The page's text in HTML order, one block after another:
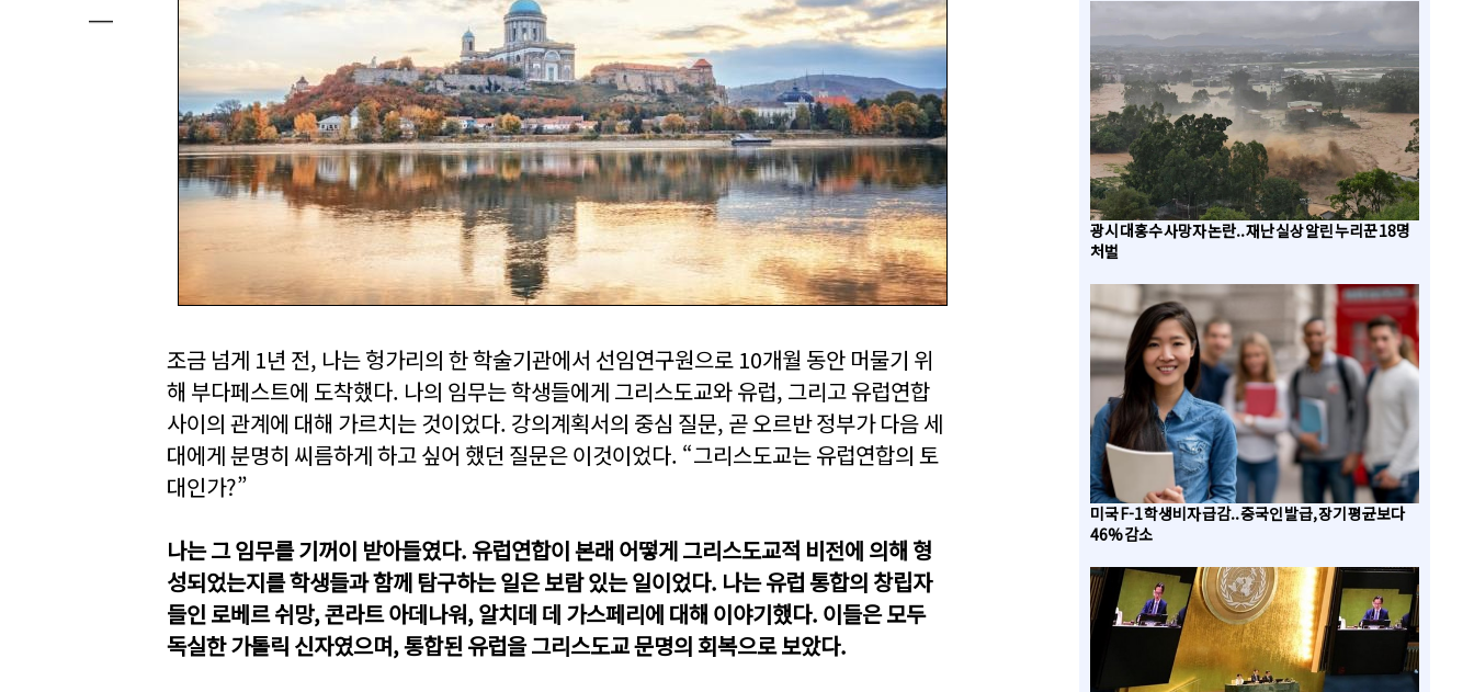
조금 넘게 1년 전, 나는 헝가리의 한 학술기관에서 선임연구원으로 10개월 동안 머물기 위
해 부다페스트에 도착했다. 나의 임무는 학생들에게 그리스도교와 유럽, 그리고 유럽연합
사이의 관계에 대해 가르치는 것이었다. 강의계획서의 중심 질문, 곧 오르반 정부가 다음 세
대에게 분명히 씨름하게 하고 싶어 했던 질문은 이것이었다. “그리스도교는 유럽연합의 토
대인가?”
나는 그 임무를 기꺼이 받아들였다. 유럽연합이 본래 어떻게 그리스도교적 비전에 의해 형
성되었는지를 학생들과 함께 탐구하는 일은 보람 있는 일이었다. 나는 유럽 통합의 창립자
들인 로베르 쉬망, 콘라트 아데나워, 알치데 데 가스페리에 대해 이야기했다. 이들은 모두
독실한 가톨릭 신자였으며, 통합된 유럽을 그리스도교 문명의 회복으로 보았다.
광시 대홍수 사망자 논란.. 재난 실상 알린 누리꾼 18명
처벌
미국 F-1 학생비자 급감.. 중국인 발급, 장기 평균보다
46% 감소